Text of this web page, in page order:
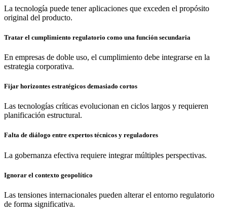
La tecnología puede tener aplicaciones que exceden el propósito
original del producto.
Tratar el cumplimiento regulatorio como una función secundaria
En empresas de doble uso, el cumplimiento debe integrarse en la
estrategia corporativa.
Fijar horizontes estratégicos demasiado cortos
Las tecnologías críticas evolucionan en ciclos largos y requieren
planificación estructural.
Falta de diálogo entre expertos técnicos y reguladores
La gobernanza efectiva requiere integrar múltiples perspectivas.
Ignorar el contexto geopolítico
Las tensiones internacionales pueden alterar el entorno regulatorio
de forma significativa.